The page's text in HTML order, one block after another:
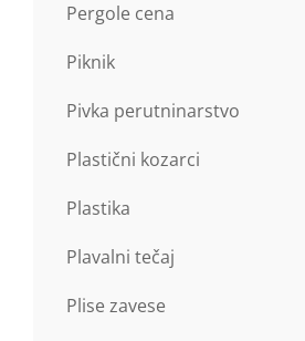
Pergole cena
Piknik
Pivka perutninarstvo
Plastični kozarci
Plastika
Plavalni tečaj
Plise zavese